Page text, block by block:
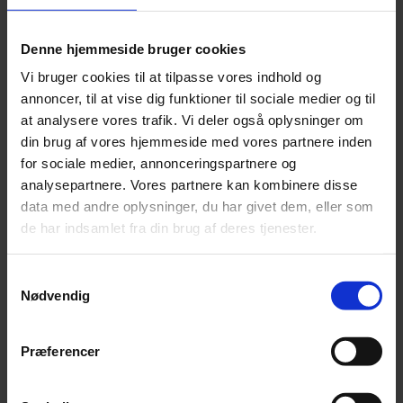
Denne hjemmeside bruger cookies
Vi bruger cookies til at tilpasse vores indhold og
annoncer, til at vise dig funktioner til sociale medier og til
at analysere vores trafik. Vi deler også oplysninger om
din brug af vores hjemmeside med vores partnere inden
for sociale medier, annonceringspartnere og
analysepartnere. Vores partnere kan kombinere disse
data med andre oplysninger, du har givet dem, eller som
de har indsamlet fra din brug af deres tjenester.
Nødvendig
Præferencer
Digitalisering og optimering af bogholderiet v/Rasmus
Brun Mortensen, Beierholm Outsourcing
Kvalitet og strømlining af din økonomiske
administration, er vigtig for at skabe tid og ressourcer
til din kerneforretning.
Optimering af formueforhold v/Lasse Bennedsgaard
Justesen, Beierholm Finansiel Rådgivning
Optimering af formueforhold handler om at finde den
rette balance mellem pensionsopsparing, opsparing i
finde de rette løsninger.
Beierholm Rekruttering